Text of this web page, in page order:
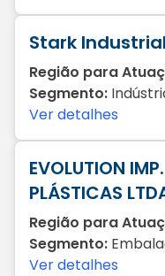
Stark
Região para
Segmento:
Ver detalhes
EVOLUTION
PLÁSTICAS
Região para
Segmento:
Ver detalhes